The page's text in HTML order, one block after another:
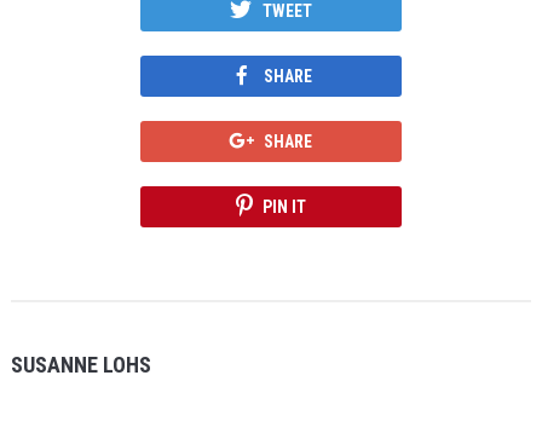
TWEET
SHARE
SHARE
PIN IT
SUSANNE LOHS